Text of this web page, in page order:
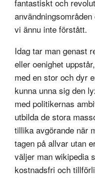
fantastiskt och
vi ännu inte förstått.
Idag tar man genast
eller oenighet
med en stor och dyr
kunna unna sig den
med politikernas
utbilda de stora
tillika avgörande när
tagen på allvar utan
väljer man wikipedia
kostnadsfri och